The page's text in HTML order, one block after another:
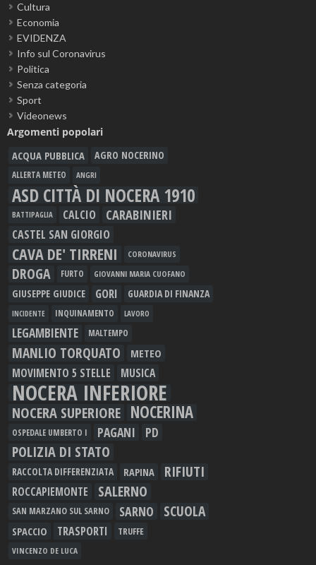
Cultura
Economia
EVIDENZA
Info sul Coronavirus
Politica
Senza categoria
Sport
Videonews
Argomenti popolari
ACQUA PUBBLICA AGRO NOCERINO
ALLERTA METEO ANGRI
ASD CITTÀ DI NOCERA 1910
BATTIPAGLIA CALCIO CARABINIERI
CASTEL SAN GIORGIO
CAVA DE' TIRRENI CORONAVIRUS
DROGA FURTO GIOVANNI MARIA CUOFANO
GIUSEPPE GIUDICE GORI GUARDIA DI FINANZA
INCIDENTE INQUINAMENTO LAVORO
LEGAMBIENTE MALTEMPO
MANLIO TORQUATO METEO
MOVIMENTO 5 STELLE MUSICA
NOCERA INFERIORE
NOCERA SUPERIORE NOCERINA
OSPEDALE UMBERTO I PAGANI PD
POLIZIA DI STATO
RACCOLTA DIFFERENZIATA RAPINA RIFIUTI
ROCCAPIEMONTE SALERNO
SAN MARZANO SUL SARNO SARNO SCUOLA
SPACCIO TRASPORTI TRUFFE
VINCENZO DE LUCA